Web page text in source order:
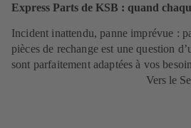
Express Parts de KSB : quand
Incident inattendu, panne imprévue :
pièces de rechange est une question
sont parfaitement adaptées à vos
Vers le